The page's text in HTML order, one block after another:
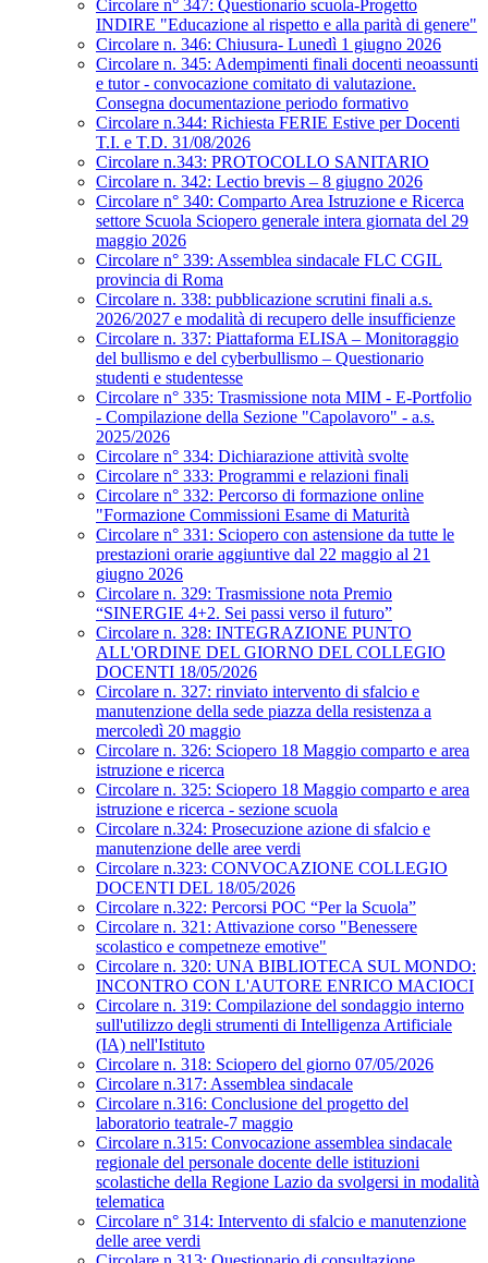
Circolare n° 347: Questionario scuola-Progetto
INDIRE "Educazione al rispetto e alla parità di genere"
Circolare n. 346: Chiusura- Lunedì 1 giugno 2026
Circolare n. 345: Adempimenti finali docenti neoassunti
e tutor - convocazione comitato di valutazione.
Consegna documentazione periodo formativo
Circolare n.344: Richiesta FERIE Estive per Docenti
T.I. e T.D. 31/08/2026
Circolare n.343: PROTOCOLLO SANITARIO
Circolare n. 342: Lectio brevis – 8 giugno 2026
Circolare n° 340: Comparto Area Istruzione e Ricerca
settore Scuola Sciopero generale intera giornata del 29
maggio 2026
Circolare n° 339: Assemblea sindacale FLC CGIL
provincia di Roma
Circolare n. 338: pubblicazione scrutini finali a.s.
2026/2027 e modalità di recupero delle insufficienze
Circolare n. 337: Piattaforma ELISA – Monitoraggio
del bullismo e del cyberbullismo – Questionario
studenti e studentesse
Circolare n° 335: Trasmissione nota MIM - E-Portfolio
- Compilazione della Sezione "Capolavoro" - a.s.
2025/2026
Circolare n° 334: Dichiarazione attività svolte
Circolare n° 333: Programmi e relazioni finali
Circolare n° 332: Percorso di formazione online
"Formazione Commissioni Esame di Maturità
Circolare n° 331: Sciopero con astensione da tutte le
prestazioni orarie aggiuntive dal 22 maggio al 21
giugno 2026
Circolare n. 329: Trasmissione nota Premio
“SINERGIE 4+2. Sei passi verso il futuro”
Circolare n. 328: INTEGRAZIONE PUNTO
ALL'ORDINE DEL GIORNO DEL COLLEGIO
DOCENTI 18/05/2026
Circolare n. 327: rinviato intervento di sfalcio e
manutenzione della sede piazza della resistenza a
mercoledì 20 maggio
Circolare n. 326: Sciopero 18 Maggio comparto e area
istruzione e ricerca
Circolare n. 325: Sciopero 18 Maggio comparto e area
istruzione e ricerca - sezione scuola
Circolare n.324: Prosecuzione azione di sfalcio e
manutenzione delle aree verdi
Circolare n.323: CONVOCAZIONE COLLEGIO
DOCENTI DEL 18/05/2026
Circolare n.322: Percorsi POC “Per la Scuola”
Circolare n. 321: Attivazione corso "Benessere
scolastico e competneze emotive"
Circolare n. 320: UNA BIBLIOTECA SUL MONDO:
INCONTRO CON L'AUTORE ENRICO MACIOCI
Circolare n. 319: Compilazione del sondaggio interno
sull'utilizzo degli strumenti di Intelligenza Artificiale
(IA) nell'Istituto
Circolare n. 318: Sciopero del giorno 07/05/2026
Circolare n.317: Assemblea sindacale
Circolare n.316: Conclusione del progetto del
laboratorio teatrale-7 maggio
Circolare n.315: Convocazione assemblea sindacale
regionale del personale docente delle istituzioni
scolastiche della Regione Lazio da svolgersi in modalità
telematica
Circolare n° 314: Intervento di sfalcio e manutenzione
delle aree verdi